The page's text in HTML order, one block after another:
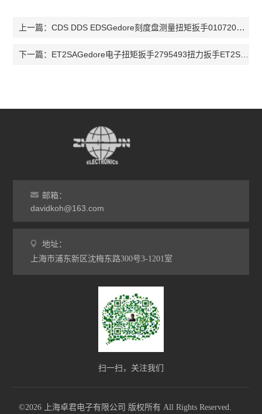
上一篇：CDS DDS EDSGedore刻度盘测量扭矩扳手010720扭力扳手EDS2000S扭力扳手EDS
下一篇： ET2SAGedore电子扭矩扳手2795493扭力扳手ET2SKA25扭力扳手ET2SKA150
邮箱：
davidkoh@163.com
地址：
上海市浦东新区沈梅东路300号3-1201室
扫一扫，关注我们
©2026 上海卓君电子有限公司 版权所有 All Rights Reserved.